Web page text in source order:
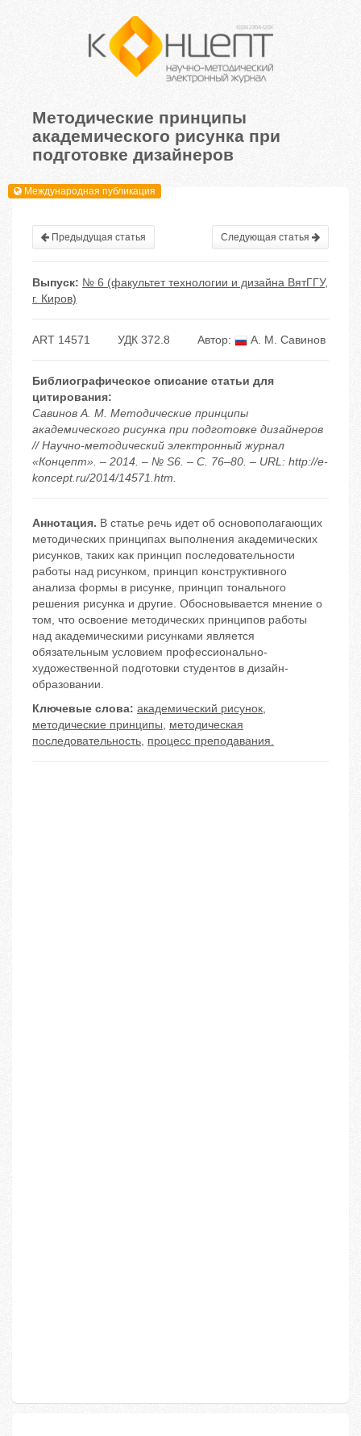
Методические принципы
академического рисунка при
подготовке дизайнеров
Международная публикация
Предыдущая статья Следующая статья
Выпуск: № 6 (факультет технологии и дизайна ВятГГУ,
г. Киров)
ART 14571 УДК 372.8 Автор: А. М. Савинов
Библиографическое описание статьи для
цитирования:
Савинов А. М. Методические принципы
академического рисунка при подготовке дизайнеров
// Научно-методический электронный журнал
«Концепт». – 2014. – № S6. – С. 76–80. – URL: http://e-
koncept.ru/2014/14571.htm.
Аннотация. В статье речь идет об основополагающих
методических принципах выполнения академических
рисунков, таких как принцип последовательности
работы над рисунком, принцип конструктивного
анализа формы в рисунке, принцип тонального
решения рисунка и другие. Обосновывается мнение о
том, что освоение методических принципов работы
над академическими рисунками является
обязательным условием профессионально-
художественной подготовки студентов в дизайн-
образовании.
Ключевые слова: академический рисунок,
методические принципы, методическая
последовательность, процесс преподавания.